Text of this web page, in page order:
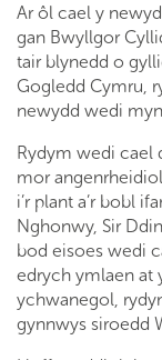
Ar ôl cael y
gan Bwyllgor
tair blynedd o
Gogledd Cymru,
newydd wedi
Rydym wedi cael
mor
i’r plant a’r bobl
Nghonwy, Sir
bod eisoes wedi
edrych ymlaen at
ychwanegol,
gynnwys siroedd